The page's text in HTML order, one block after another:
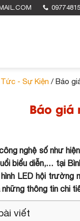
- Sự Kiện / Báo
Báo giá
nghệ số như
biểu diễn,… tại
LED hội trường
những thông tin chi
viết